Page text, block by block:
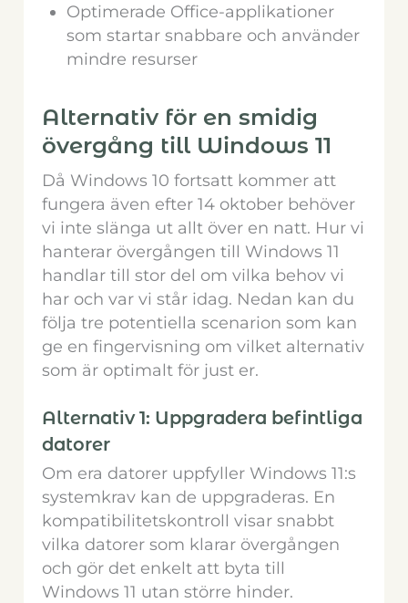
Optimerade Office-applikationer
som startar snabbare och använder
mindre resurser
Alternativ för en smidig
övergång till Windows 11
Då Windows 10 fortsatt kommer att
fungera även efter 14 oktober behöver
vi inte slänga ut allt över en natt. Hur vi
hanterar övergången till Windows 11
handlar till stor del om vilka behov vi
har och var vi står idag. Nedan kan du
följa tre potentiella scenarion som kan
ge en fingervisning om vilket alternativ
som är optimalt för just er.
Alternativ 1: Uppgradera befintliga
datorer
Om era datorer uppfyller Windows 11:s
systemkrav kan de uppgraderas. En
kompatibilitetskontroll visar snabbt
vilka datorer som klarar övergången
och gör det enkelt att byta till
Windows 11 utan större hinder.